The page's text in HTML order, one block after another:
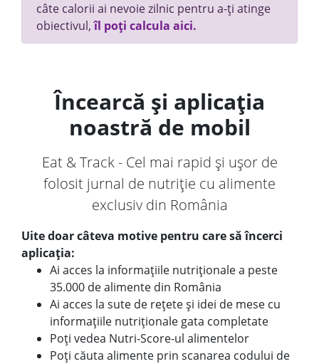
câte calorii ai nevoie zilnic pentru a-ți atinge
obiectivul,îl poți calcula aici.
Încearcă și aplicația
noastră de mobil
Eat & Track - Cel mai rapid și ușor de
folosit jurnal de nutriție cu alimente
exclusiv din România
Uite doar câteva motive pentru care să încerci
aplicația:
Ai acces la informațiile nutriționale a peste
35.000 de alimente din România
Ai acces la sute de rețete și idei de mese cu
informațiile nutriționale gata completate
Poți vedea Nutri-Score-ul alimentelor
Poți căuta alimente prin scanarea codului de